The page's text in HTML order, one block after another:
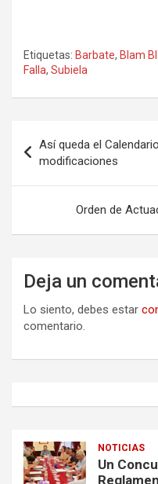
Etiquetas: Barbate, Blam
Falla, Subiela
de
entradas
Así queda el
modificaciones
Orden de
Deja un
Lo siento, debes estar
comentario.
NOTICIAS
Un